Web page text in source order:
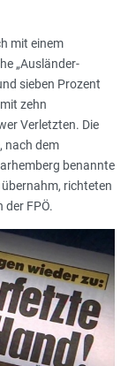
mit einem
„Ausländer-
sieben Prozent
zehn
Verletzten. Die
nach dem
benannte
richteten
der FPÖ.